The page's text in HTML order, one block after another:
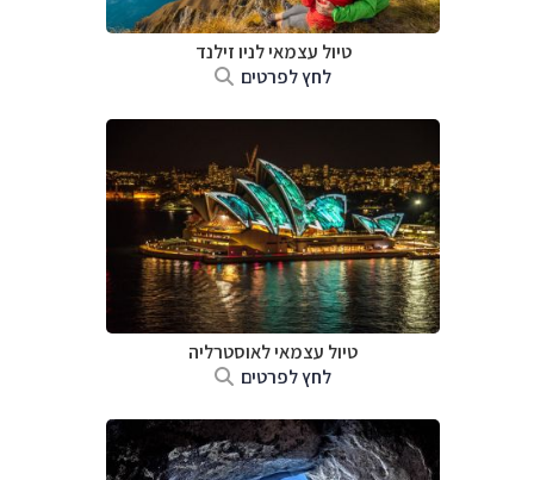
טיול עצמאי לניו זילנד
לחץ לפרטים
טיול עצמאי לאוסטרליה
לחץ לפרטים